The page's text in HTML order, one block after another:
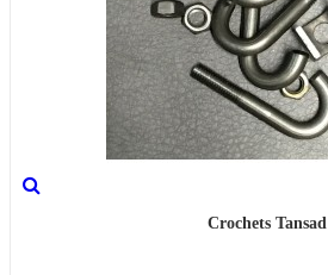
Crochets Tansad